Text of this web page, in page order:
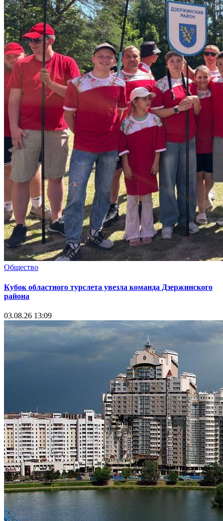
Общество
Кубок областного турслета увезла команда Дзержинского
района
03.08.26 13:09